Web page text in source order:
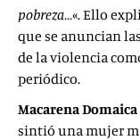
pobreza…«. Ello
que se anuncian
de la violencia
periódico.
Macarena
sintió una mujer